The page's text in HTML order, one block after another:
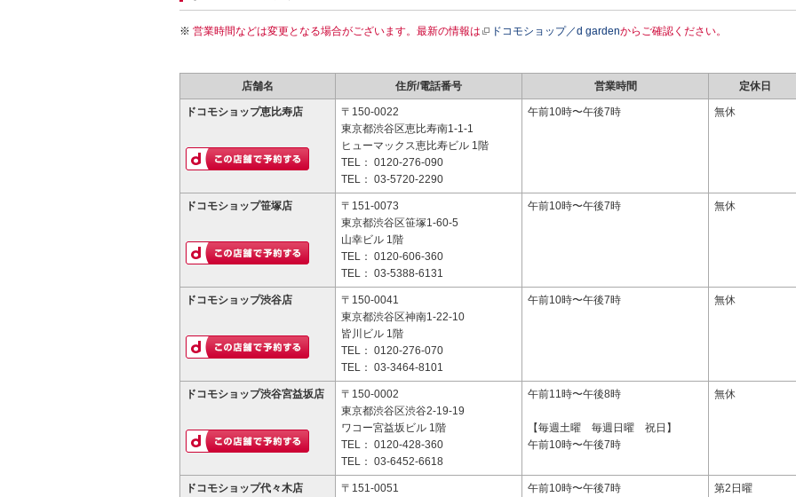
営業時間などは変更となる場合がございます。最新の情報は ドコモショップ／d gardenからご確認ください。
店舗名 住所/電話番号 営業時間 定休日
ドコモショップ恵比寿店
〒150-0022
東京都渋谷区恵比寿南1-1-1
ヒューマックス恵比寿ビル 1階
TEL： 0120-276-090
TEL： 03-5720-2290
午前10時〜午後7時 無休
ドコモショップ笹塚店
〒151-0073
東京都渋谷区笹塚1-60-5
山幸ビル 1階
TEL： 0120-606-360
TEL： 03-5388-6131
午前10時〜午後7時 無休
ドコモショップ渋谷店
〒150-0041
東京都渋谷区神南1-22-10
皆川ビル 1階
TEL： 0120-276-070
TEL： 03-3464-8101
午前10時〜午後7時 無休
ドコモショップ渋谷宮益坂店
〒150-0002
東京都渋谷区渋谷2-19-19
ワコー宮益坂ビル 1階
TEL： 0120-428-360
TEL： 03-6452-6618
午前11時〜午後8時
【毎週土曜 毎週日曜 祝日】
午前10時〜午後7時
無休
ドコモショップ代々木店
〒151-0051
午前10時〜午後7時 第2日曜